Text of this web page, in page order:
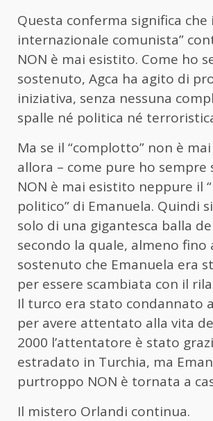
Questa conferma significa
internazionale comunista”
NON è mai esistito. Come ho
sostenuto, Agca ha agito di
iniziativa, senza nessuna
spalle né politica né
Ma se il “complotto” non è
allora – come pure ho sempre
NON è mai esistito neppure il
politico” di Emanuela. Quindi
solo di una gigantesca balla
secondo la quale, almeno fino
sostenuto che Emanuela era
per essere scambiata con il
Il turco era stato condannato
per avere attentato alla vita
2000 l’attentatore è stato
estradato in Turchia, ma
purtroppo NON è tornata a
Il mistero Orlandi continua.